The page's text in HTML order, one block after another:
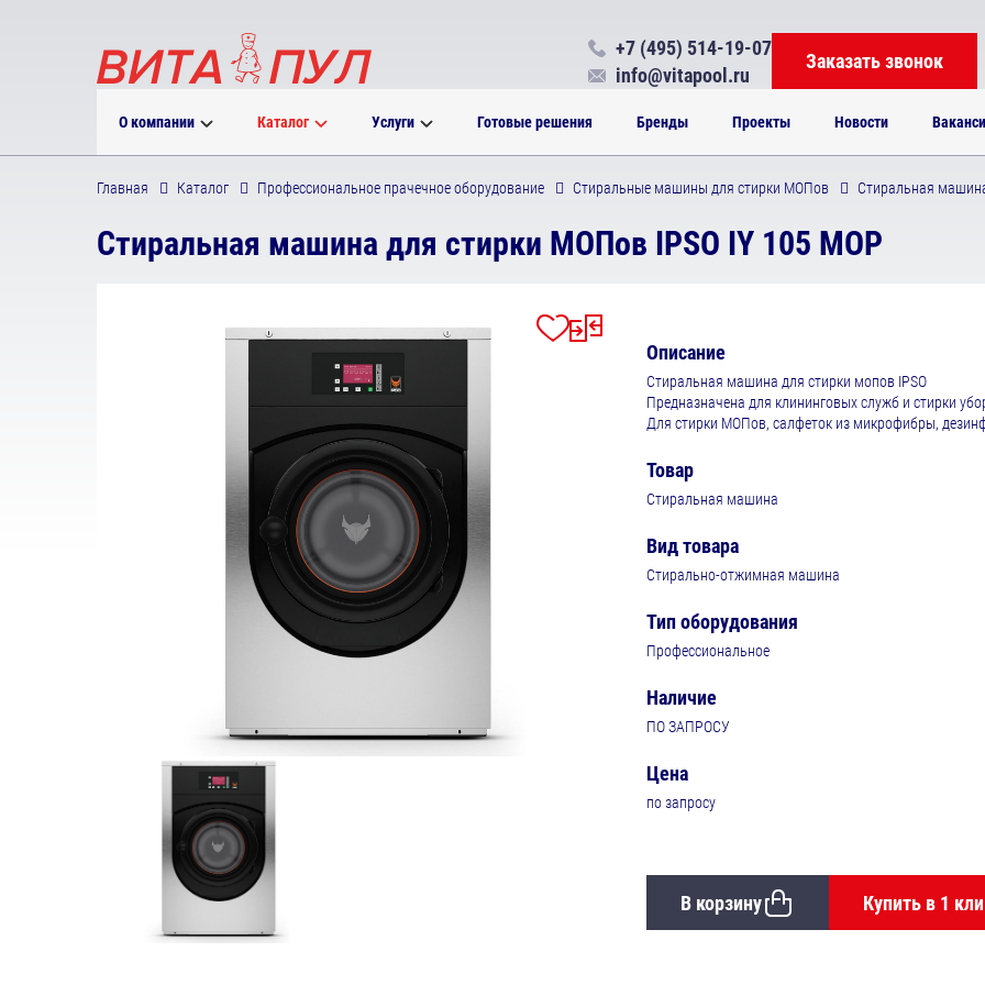
О компании Каталог Услуги Готовые решения Бренды Проекты Новости
+7 (495) 514-19-07
info@vitapool.ru
Заказать звонок
Главная Каталог Профессиональное прачечное оборудование Стиральные машины для стирки МОПов Стиральная
Стиральная машина для стирки МОПов IPSO IY 105 MOP
Описание
Стиральная машина для стирки мопов IPSO
Предназначена для клининговых служб и стирки
Для стирки МОПов, салфеток из микрофибры,
Товар
Стиральная машина
Вид товара
Стирально-отжимная машина
Тип оборудования
Профессиональное
Наличие
ПО ЗАПРОСУ
Цена
по запросу
В корзину Купить в 1